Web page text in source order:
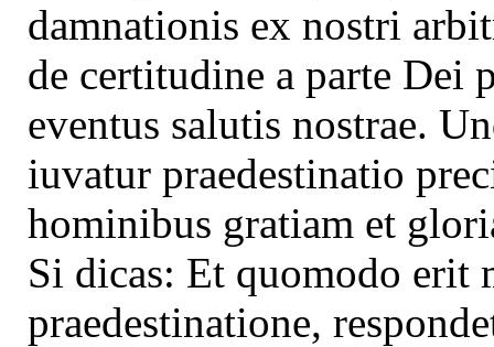
damnationis ex nostri
de certitudine a parte Dei
eventus salutis nostrae.
iuvatur praedestinatio
hominibus gratiam et
Si dicas: Et quomodo
praedestinatione,